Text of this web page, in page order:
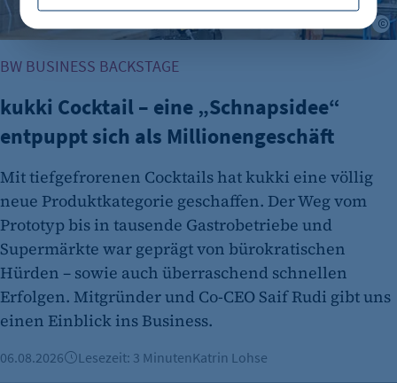
Anbieter:
etracker GmbH
Zweck:
Besuchers, wenn auf der Seite des Kunden das
Tracking Opt-In ausgespielt wird. Wird auch
für ein eventuelles Opt-Out verwendet.
Cookie Laufzeit:
"no" - 50 Jahre "yes" - 480 Tage
fe_typo_user
Name:
fe_typo_user
Anbieter:
CMS TYPO3
BW BUSINESS BACKSTAGE
kukki Cocktail – eine „Schnapsidee“
entpuppt sich als Millionengeschäft
Mit tiefgefrorenen Cocktails hat kukki eine völlig
neue Produktkategorie geschaffen. Der Weg vom
Prototyp bis in tausende Gastrobetriebe und
Supermärkte war geprägt von bürokratischen
Hürden – sowie auch überraschend schnellen
Erfolgen. Mitgründer und Co-CEO Saif Rudi gibt uns
einen Einblick ins Business.
06.08.2026 Lesezeit: 3 MinutenKatrin Lohse